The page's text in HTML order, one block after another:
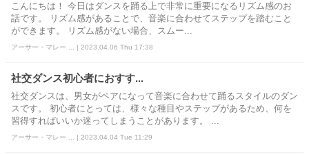
こんにちは！ 今日はダンスを踊る上で非常に重要になるリズム感のお
話です。 リズム感があることで、音楽に合わせてステップを踏むこと
ができます。 リズム感がない場合、スムー...
アーサー・マレー ... | 2023.04.06 Thu 17:38
社交ダンス初心者におすす...
社交ダンスは、男女がペアになって音楽に合わせて踊るスタイルのダン
スです。 初心者にとっては、様々な種目やステップがあるため、何を
習得すればいいか迷ってしまうことがあります。 ...
アーサー・マレー ... | 2023.04.04 Tue 11:29